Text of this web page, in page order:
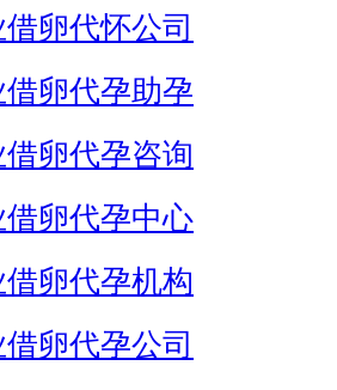
卵代怀公司
卵代孕助孕
卵代孕咨询
借卵代孕中心
卵代孕机构
卵代孕公司